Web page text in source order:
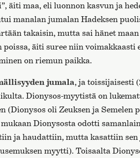
äiti maa, eli luonnon kasvun ja
manalan jumalan Hadeksen
takaisin, mutta sai hänet
äiti suree niin voimakkaasti
on riemun paikka.
jumala, ja toissijaisesti
Dionysos-myytistä on
(Dionysos oli Zeuksen ja Semelen
Dionysosta odotti
ja haudattiin, mutta kasattiin sen
myytti). Toisaalta